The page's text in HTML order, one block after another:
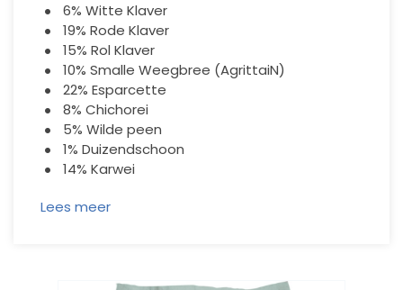
Ve
6% Witte Klaver
19% Rode Klaver
15% Rol Klaver
10% Smalle Weegbree (AgrittaiN)
22% Esparcette
8% Chichorei
5% Wilde peen
1% Duizendschoon
14% Karwei
Lees meer